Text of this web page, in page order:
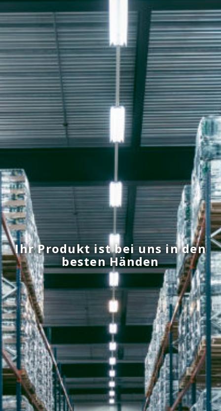
Ihr Produkt ist bei uns in den
besten Händen